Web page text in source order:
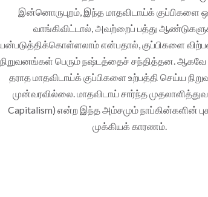
இன்னொருபுறம், இந்த மாதவிடாய்க் குப்பிகளை
வாங்கிவிட்டால், அவற்றைப் பத்து
என்பதால், குப்பிகளை
நிறுவனங்கள் பெரும் நஷ்டத்தைச் சந்தித்தன.
தராத மாதவிடாய்க் குப்பிகளை உற்பத்தி செய்ய
முன்வரவில்லை. மாதவிடாய் சார்ந்த
Capitalism) என்ற இந்த அம்சமும் நாப்கின்களின்
முக்கியக் காரணம்.